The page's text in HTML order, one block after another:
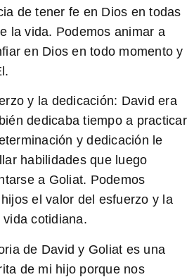
de tener fe en Dios en todas
la vida. Podemos animar a
en Dios en todo momento y
y la dedicación: David era
dedicaba tiempo a practicar
y dedicación le
habilidades que luego
a Goliat. Podemos
el valor del esfuerzo y la
cotidiana.
de David y Goliat es una
de mi hijo porque nos